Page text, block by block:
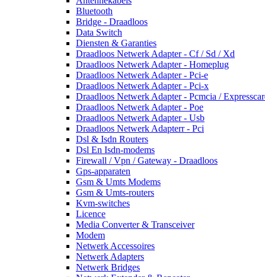
Bluetooth
Bridge - Draadloos
Data Switch
Diensten & Garanties
Draadloos Netwerk Adapter - Cf / Sd / Xd
Draadloos Netwerk Adapter - Homeplug
Draadloos Netwerk Adapter - Pci-e
Draadloos Netwerk Adapter - Pci-x
Draadloos Netwerk Adapter - Pcmcia /
Draadloos Netwerk Adapter - Poe
Draadloos Netwerk Adapter - Usb
Draadloos Netwerk Adapterr - Pci
Dsl & Isdn Routers
Dsl En Isdn-modems
Firewall / Vpn / Gateway - Draadloos
Gps-apparaten
Gsm & Umts Modems
Gsm & Umts-routers
Kvm-switches
Licence
Media Converter & Transceiver
Modem
Netwerk Accessoires
Netwerk Adapters
Netwerk Bridges